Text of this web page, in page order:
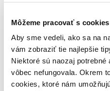
Môžeme pracovať s
Aby sme vedeli, ako sa na
vám zobraziť tie najlepšie
Niektoré sú naozaj
vôbec nefungovala. Okrem
cookies, ktoré nám